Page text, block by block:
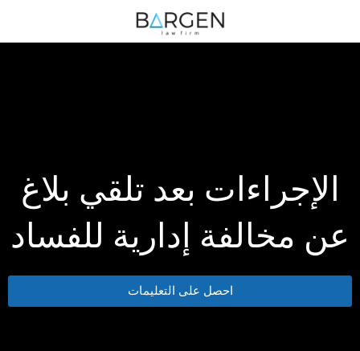
الإجراءات بعد تلقي بلاغ
عن مخالفة إدارية للفساد
احصل على التعليمات